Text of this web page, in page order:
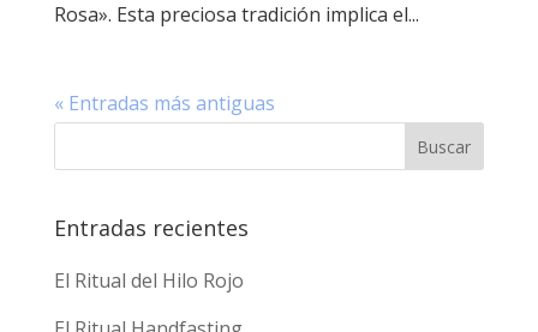
Rosa». Esta preciosa tradición implica el...
« Entradas más antiguas
Entradas recientes
El Ritual del Hilo Rojo